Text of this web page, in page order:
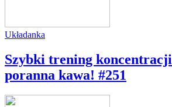
Układanka
Szybki trening
poranna kawa! #251